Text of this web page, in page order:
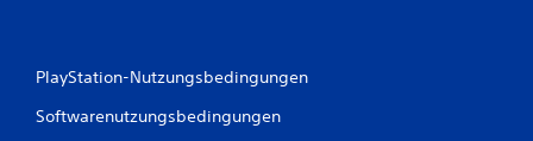
PlayStation-Nutzungsbedingungen
Softwarenutzungsbedingungen